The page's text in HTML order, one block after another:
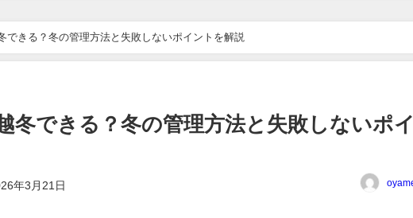
できる？冬の管理方法と失敗しないポイントを解説
冬できる？冬の管理方法と失敗しないポ
年3月21日